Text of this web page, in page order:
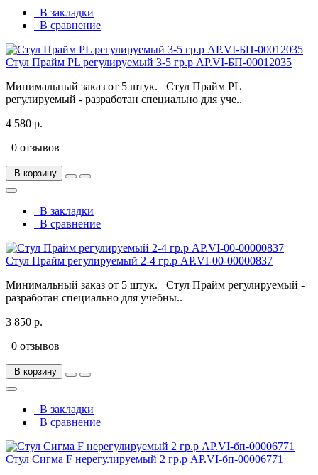
В закладки
В сравнение
Стул Прайм PL регулируемый 3-5 гр.р АР.VI-БП-00012035
Минимальный заказ от 5 штук. Стул Прайм PL
регулируемый - разработан специально для уче..
4 580 р.
0 отзывов
В корзину
В закладки
В сравнение
Стул Прайм регулируемый 2-4 гр.р АР.VI-00-00000837
Минимальный заказ от 5 штук. Стул Прайм регулируемый -
разработан специально для учебны..
3 850 р.
0 отзывов
В корзину
В закладки
В сравнение
Стул Сигма F нерегулируемый 2 гр.р АР.VI-бп-00006771